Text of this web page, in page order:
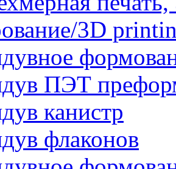
3D
ПЭТ
канистр
флаконов